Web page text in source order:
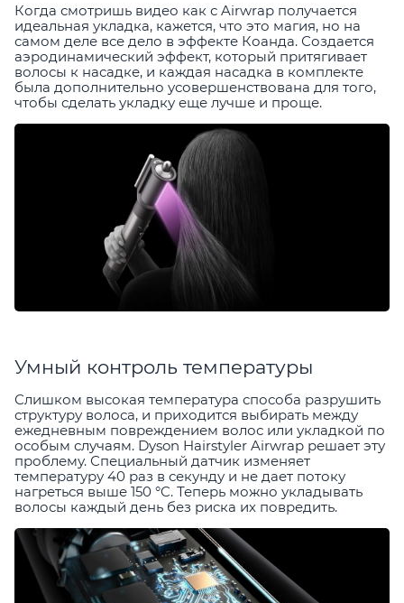
Когда смотришь видео как с Airwrap получается
идеальная укладка, кажется, что это магия, но на
самом деле все дело в эффекте Коанда. Создается
аэродинамический эффект, который притягивает
волосы к насадке, и каждая насадка в комплекте
была дополнительно усовершенствована для того,
чтобы сделать укладку еще лучше и проще.
Умный контроль температуры
Слишком высокая температура способа разрушить
структуру волоса, и приходится выбирать между
ежедневным повреждением волос или укладкой по
особым случаям. Dyson Hairstyler Airwrap решает эту
проблему. Специальный датчик изменяет
температуру 40 раз в секунду и не дает потоку
нагреться выше 150 °C. Теперь можно укладывать
волосы каждый день без риска их повредить.